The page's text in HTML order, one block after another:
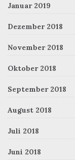
Januar 2019
Dezember 2018
November 2018
Oktober 2018
September 2018
August 2018
Juli 2018
Juni 2018